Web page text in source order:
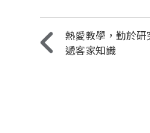
熱愛教學，勤於
遞客家知識